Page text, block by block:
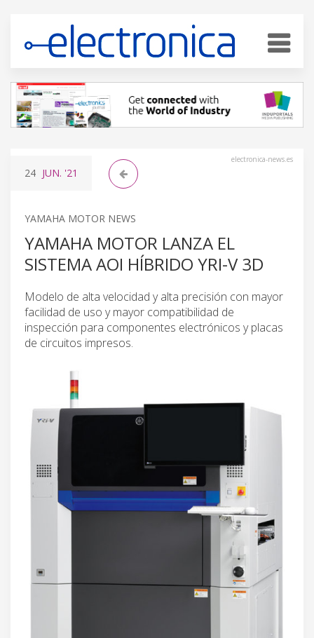
electronica-news.es
24 JUN. '21
YAMAHA MOTOR NEWS
YAMAHA MOTOR LANZA EL
SISTEMA AOI HÍBRIDO YRI-V 3D
Modelo de alta velocidad y alta precisión con mayor
facilidad de uso y mayor compatibilidad de
inspección para componentes electrónicos y placas
de circuitos impresos.